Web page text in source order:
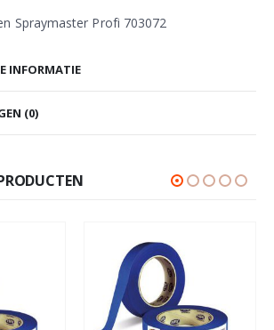
Spraymaster Profi 703072
INFORMATIE
(0)